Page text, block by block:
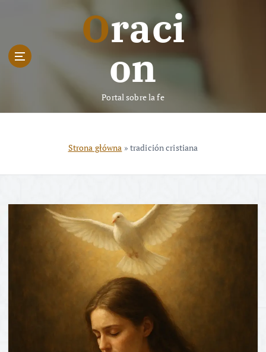
n
Oraci
on
Portal sobre la fe
Strona główna » tradición cristiana